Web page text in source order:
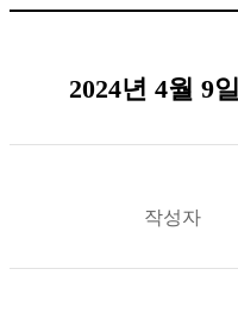
2024년 4월 9
작성자